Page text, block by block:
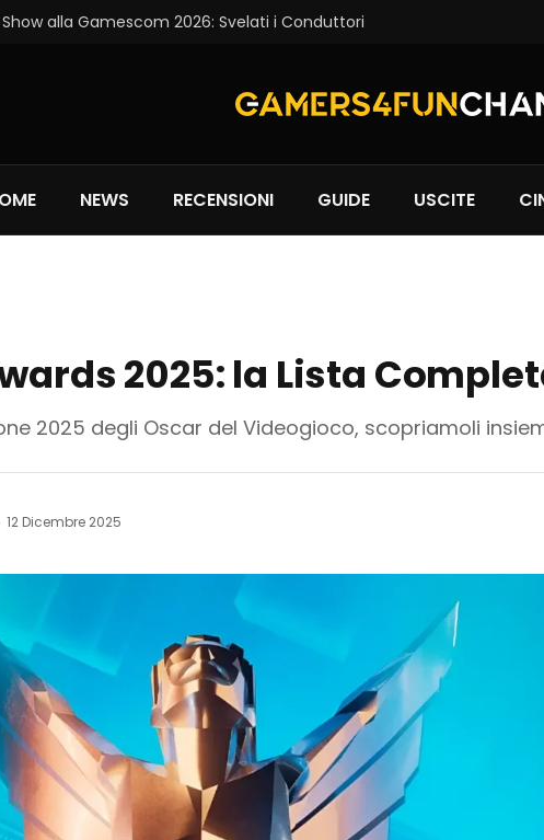
alla Gamescom 2026: Svelati i Conduttori
NEWS RECENSIONI GUIDE USCITE
2025: la Lista
2025 degli Oscar del Videogioco, scopriamoli
12 Dicembre 2025